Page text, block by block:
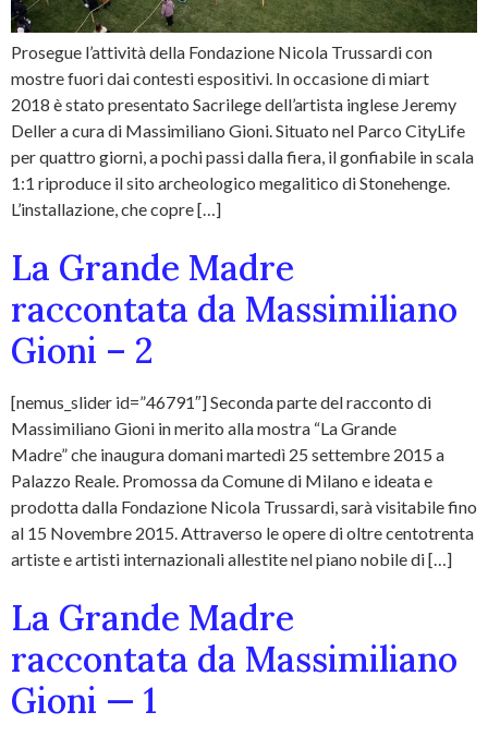
Prosegue l’attività della Fondazione Nicola Trussardi con
mostre fuori dai contesti espositivi. In occasione di miart
2018 è stato presentato Sacrilege dell’artista inglese Jeremy
Deller a cura di Massimiliano Gioni. Situato nel Parco CityLife
per quattro giorni, a pochi passi dalla fiera, il gonfiabile in scala
1:1 riproduce il sito archeologico megalitico di Stonehenge.
L’installazione, che copre […]
La Grande Madre
raccontata da Massimiliano
Gioni – 2
[nemus_slider id=”46791″] Seconda parte del racconto di
Massimiliano Gioni in merito alla mostra “La Grande
Madre” che inaugura domani martedì 25 settembre 2015 a
Palazzo Reale. Promossa da Comune di Milano e ideata e
prodotta dalla Fondazione Nicola Trussardi, sarà visitabile fino
al 15 Novembre 2015. Attraverso le opere di oltre centotrenta
artiste e artisti internazionali allestite nel piano nobile di […]
La Grande Madre
raccontata da Massimiliano
Gioni — 1